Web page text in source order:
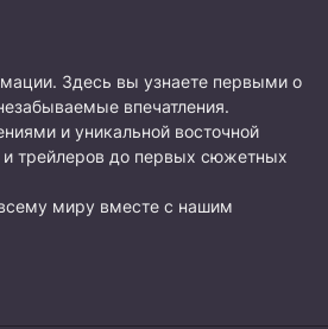
Здесь вы узнаете первыми о
впечатления.
и уникальной восточной
и трейлеров до первых сюжетных
миру вместе с нашим